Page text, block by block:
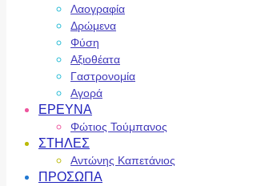
Λαογραφία
Δρώμενα
Φύση
Αξιοθέατα
Γαστρονομία
Αγορά
ΕΡΕΥΝΑ
Φώτιος Τούμπανος
ΣΤΗΛΕΣ
Αντώνης Καπετάνιος
ΠΡΟΣΩΠΑ